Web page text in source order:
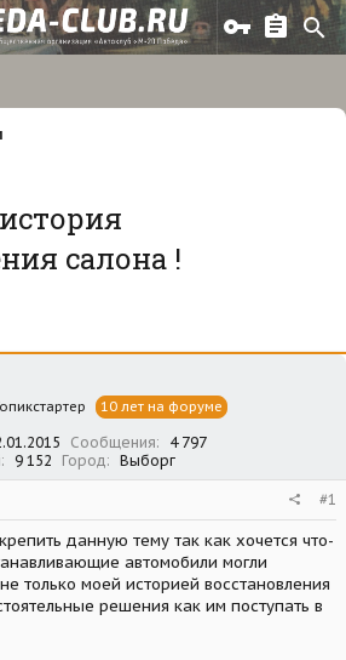
салона !
10 лет на форуме
Сообщения
4 797
9 152 Город Выборг
#1
данную тему так как хочется что-
автомобили могли
только моей историей восстановления
решения как им поступать в